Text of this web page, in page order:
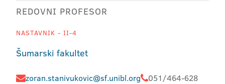
REDOVNI PROFESOR
NASTAVNIK - II-4
Šumarski fakultet
zoran.stanivukovic@sf.unibl.org 051/464-628